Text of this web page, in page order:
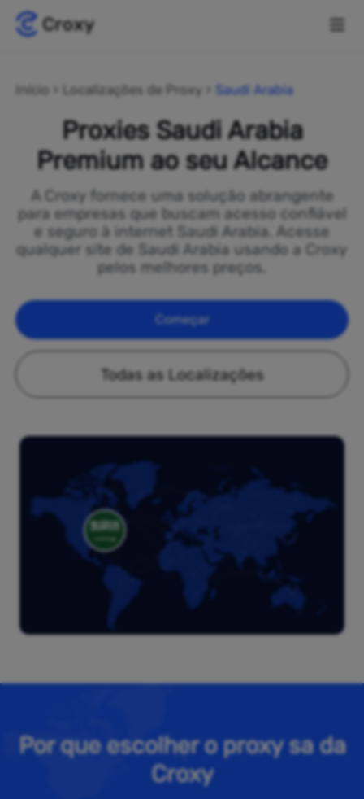
Início Localizações de Proxy Saudi Arabia
Proxies Saudi Arabia
Premium ao seu Alcance
A Croxy fornece uma solução abrangente
para empresas que buscam acesso confiável
e seguro à internet Saudi Arabia. Acesse
qualquer site de Saudi Arabia usando a Croxy
pelos melhores preços.
Começar
Todas as Localizações
Por que escolher o proxy sa da
Croxy